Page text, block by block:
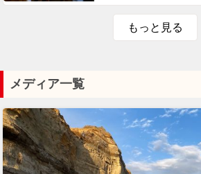
もっと見る
メディア一覧